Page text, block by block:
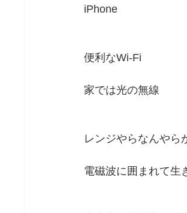
iPhone
便利なWi-Fi
家では光の無線
レンジやらなんやら
電磁波に囲まれて生